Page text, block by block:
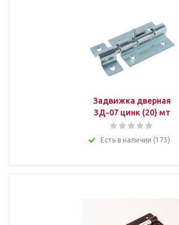
Задвижка дверная
ЗД-07 цинк (20) мт
Есть в наличии (173)